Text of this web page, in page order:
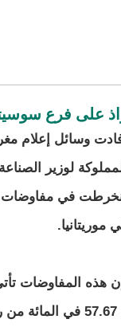
على فرع
وسائل إعلام
لوزير
في مفاوضات
موريتانيا.
هذه المفاوضات
في عملية مالية ضخمة،